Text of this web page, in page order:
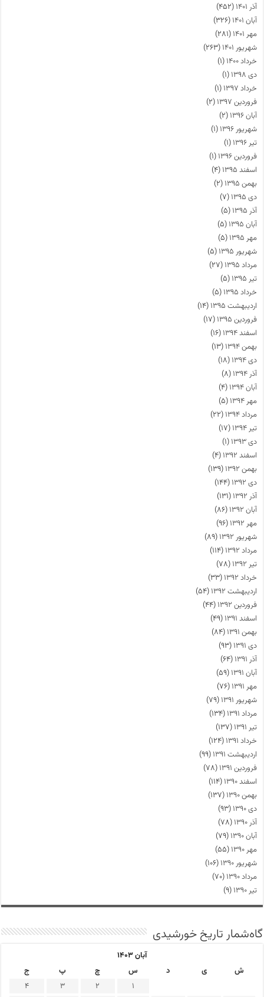
آذر ۱۴۰۱
(۴۵۲)
آبان ۱۴۰۱
(۳۲۶)
مهر ۱۴۰۱
(۲۸۱)
شهریور ۱۴۰۱
(۲۶۳)
خرداد ۱۴۰۰
(۱)
دی ۱۳۹۸
(۱)
خرداد ۱۳۹۷
(۱)
فروردین ۱۳۹۷
(۲)
آبان ۱۳۹۶
(۲)
شهریور ۱۳۹۶
(۱)
تیر ۱۳۹۶
(۱)
فروردین ۱۳۹۶
(۱)
اسفند ۱۳۹۵
(۴)
بهمن ۱۳۹۵
(۲)
دی ۱۳۹۵
(۷)
آذر ۱۳۹۵
(۵)
آبان ۱۳۹۵
(۵)
مهر ۱۳۹۵
(۵)
شهریور ۱۳۹۵
(۵)
مرداد ۱۳۹۵
(۲۷)
تیر ۱۳۹۵
(۵)
خرداد ۱۳۹۵
(۵)
اردیبهشت ۱۳۹۵
(۱۴)
فروردین ۱۳۹۵
(۱۷)
اسفند ۱۳۹۴
(۱۶)
بهمن ۱۳۹۴
(۱۳)
دی ۱۳۹۴
(۱۸)
آذر ۱۳۹۴
(۸)
آبان ۱۳۹۴
(۴)
مهر ۱۳۹۴
(۵)
مرداد ۱۳۹۴
(۲۲)
تیر ۱۳۹۴
(۱۷)
دی ۱۳۹۳
(۱)
اسفند ۱۳۹۲
(۴)
بهمن ۱۳۹۲
(۱۳۹)
دی ۱۳۹۲
(۱۴۴)
آذر ۱۳۹۲
(۱۳۱)
آبان ۱۳۹۲
(۸۶)
مهر ۱۳۹۲
(۹۶)
شهریور ۱۳۹۲
(۸۹)
مرداد ۱۳۹۲
(۱۱۴)
تیر ۱۳۹۲
(۷۸)
خرداد ۱۳۹۲
(۳۳)
اردیبهشت ۱۳۹۲
(۵۴)
فروردین ۱۳۹۲
(۴۴)
اسفند ۱۳۹۱
(۴۹)
بهمن ۱۳۹۱
(۸۴)
دی ۱۳۹۱
(۹۳)
آذر ۱۳۹۱
(۶۴)
آبان ۱۳۹۱
(۵۹)
مهر ۱۳۹۱
(۷۶)
شهریور ۱۳۹۱
(۷۹)
مرداد ۱۳۹۱
(۱۳۴)
تیر ۱۳۹۱
(۱۳۷)
خرداد ۱۳۹۱
(۱۲۴)
اردیبهشت ۱۳۹۱
(۹۹)
فروردین ۱۳۹۱
(۷۸)
اسفند ۱۳۹۰
(۱۱۴)
بهمن ۱۳۹۰
(۱۳۷)
دی ۱۳۹۰
(۹۳)
آذر ۱۳۹۰
(۷۸)
آبان ۱۳۹۰
(۷۹)
مهر ۱۳۹۰
(۵۵)
شهریور ۱۳۹۰
(۱۰۶)
مرداد ۱۳۹۰
(۷۰)
تیر ۱۳۹۰
(۹)
گاه‌شمار تاریخ خورشیدی
آبان ۱۴۰۳
ش
ی د س چ پ
ج
1
2
3
4